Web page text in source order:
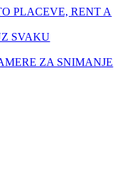
PLACEVE, RENT A
SVAKU
ZA SNIMANJE